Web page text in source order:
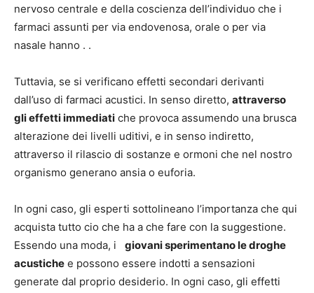
nervoso centrale e della coscienza dell’individuo che i
farmaci assunti per via endovenosa, orale o per via
nasale hanno . .
Tuttavia, se si verificano effetti secondari derivanti
dall’uso di farmaci acustici. In senso diretto, attraverso
gli effetti immediati che provoca assumendo una brusca
alterazione dei livelli uditivi, e in senso indiretto,
attraverso il rilascio di sostanze e ormoni che nel nostro
organismo generano ansia o euforia.
In ogni caso, gli esperti sottolineano l’importanza che qui
acquista tutto cio che ha a che fare con la suggestione.
Essendo una moda, i giovani sperimentano le droghe
acustiche e possono essere indotti a sensazioni
generate dal proprio desiderio. In ogni caso, gli effetti